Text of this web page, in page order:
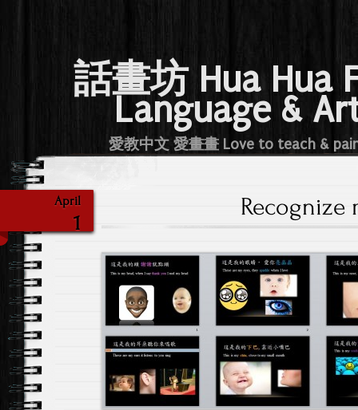
話畫坊 Hua Hua
Language &
愛教中文 愛畫畫 Love to teach &
April
1
Recognize